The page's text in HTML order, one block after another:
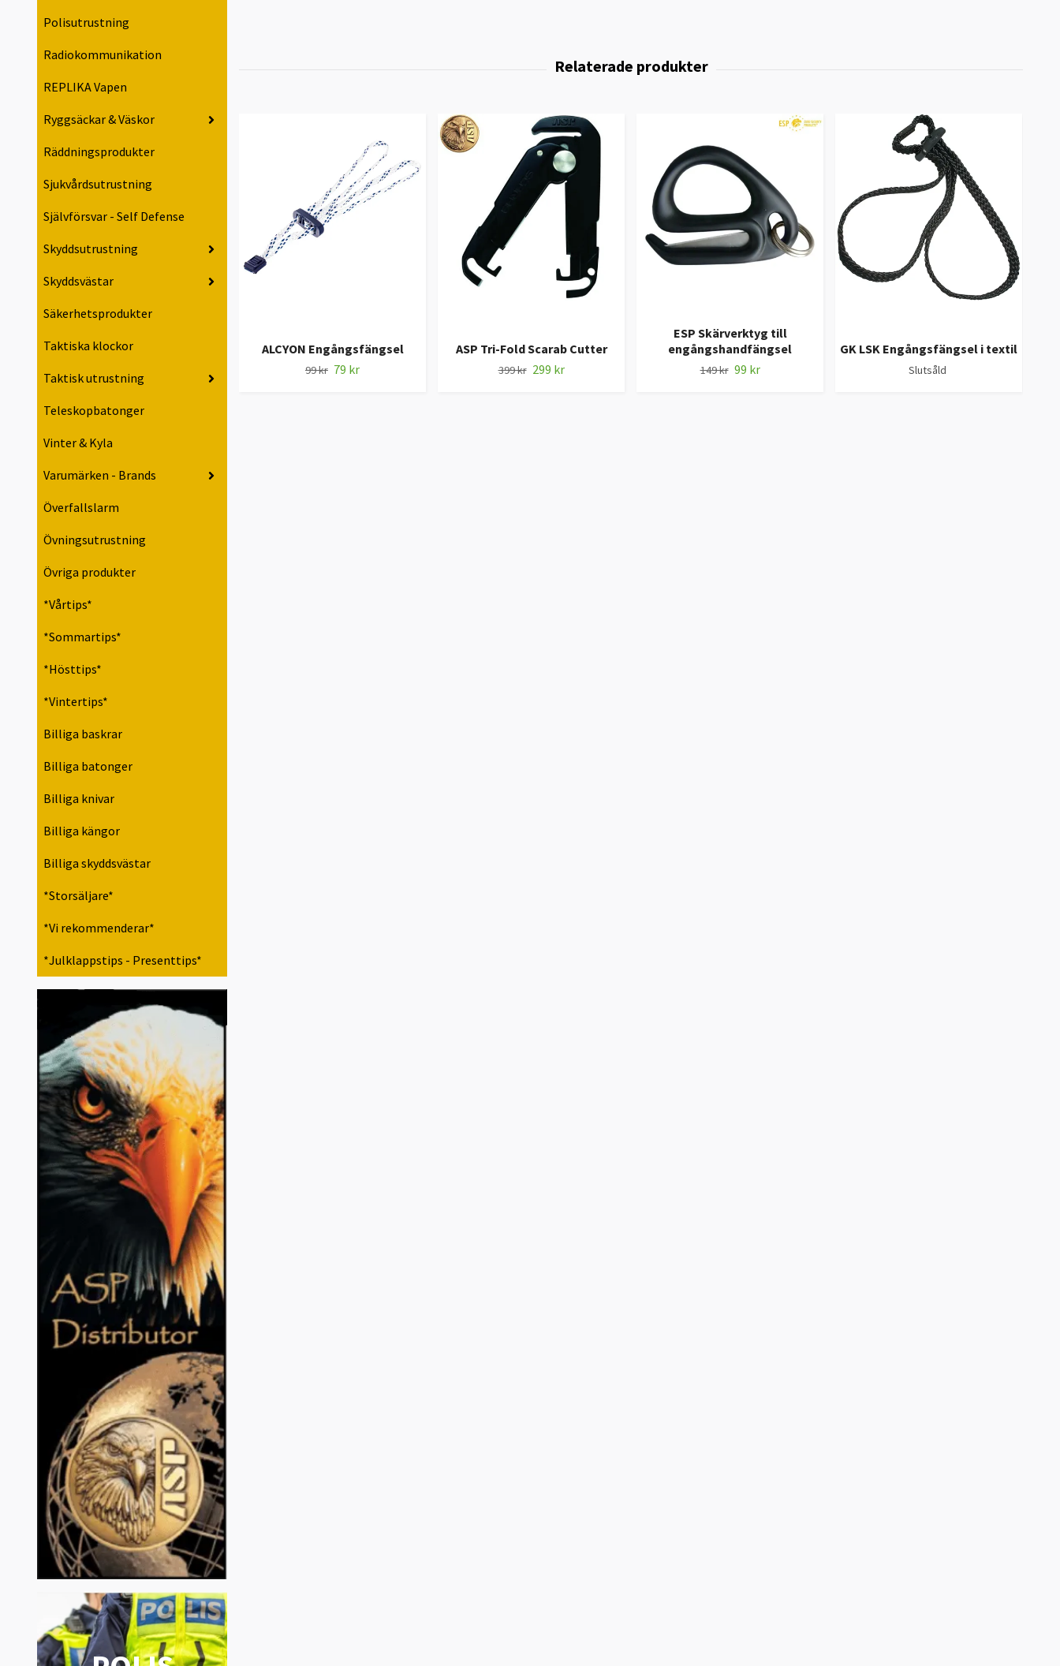
Polisutrustning
Radiokommunikation
REPLIKA Vapen
Ryggsäckar & Väskor
Räddningsprodukter
Sjukvårdsutrustning
Självförsvar - Self Defense
Skyddsutrustning
Skyddsvästar
Säkerhetsprodukter
Taktiska klockor
Taktisk utrustning
Teleskopbatonger
Vinter & Kyla
Varumärken - Brands
Överfallslarm
Övningsutrustning
Övriga produkter
*Vårtips*
*Sommartips*
*Hösttips*
*Vintertips*
Billiga baskrar
Billiga batonger
Billiga knivar
Billiga kängor
Billiga skyddsvästar
*Storsäljare*
*Vi rekommenderar*
*Julklappstips - Presenttips*
ALCYON Engångsfängsel
99 kr 79 kr
ASP Tri-Fold Scarab Cutter
399 kr 299 kr
ESP Skärverktyg till
engångshandfängsel
149 kr 99 kr
GK LSK Engångsfängsel i textil
Slutsåld